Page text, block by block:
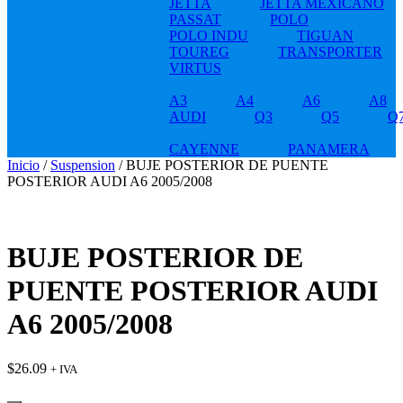
JETTA
JETTA MEXICANO
PASSAT
POLO
POLO INDU
TIGUAN
TOUREG
TRANSPORTER
VIRTUS
A3 A4 A6
A8
AUDI
Q3 Q5
CAYENNE
PANAMERA
Inicio / Suspension / BUJE POSTERIOR DE PUENTE
POSTERIOR AUDI A6 2005/2008
BUJE POSTERIOR DE
PUENTE POSTERIOR AUDI
A6 2005/2008
$26.09 + IVA